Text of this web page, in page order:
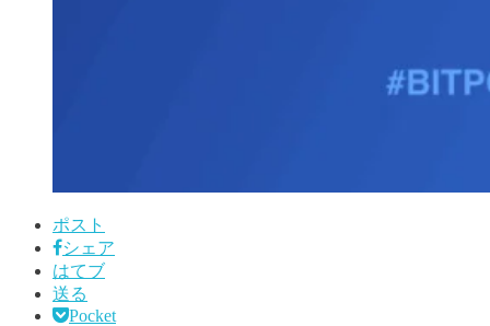
ポスト
シェア
はてブ
送る
Pocket